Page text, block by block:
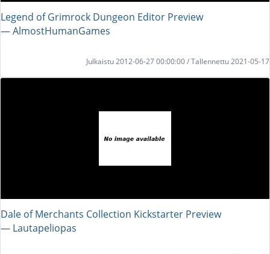
Legend of Grimrock Dungeon Editor Preview
― AlmostHumanGames
Julkaistu 2012-06-27 00:00:00 / Tallennettu 2021-05-17
Dale of Merchants Collection Kickstarter Preview
― Lautapeliopas